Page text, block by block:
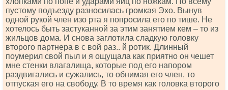
пустому подъезду разносилась громкая Эхо. Вынув
одной рукой член изо рта я попросила его по тише. Не
хотелось быть застуканной за этим занятием кем – то из
жильцов дома. И снова заглотила сладкую головку
второго партнера в с вой раз.. й ротик. Длинный
поумерил свой пыл и я ощущала как приятно он чешет
мне стенки влагалища, которые под его напором
раздвигались и сужались, то обнимая его член, то
отпуская его на свободу. В то время как головка второго